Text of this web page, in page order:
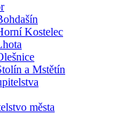
Kostelec
a Mstětín
města